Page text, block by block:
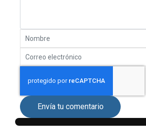
Envía tu comentario